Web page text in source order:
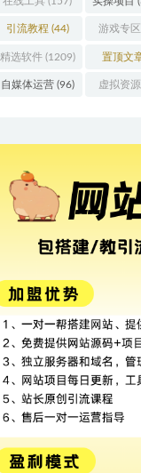
引流教程 (44) 游戏专区
精选软件(1209) 置顶文
自媒体运营(96) 虚拟资源